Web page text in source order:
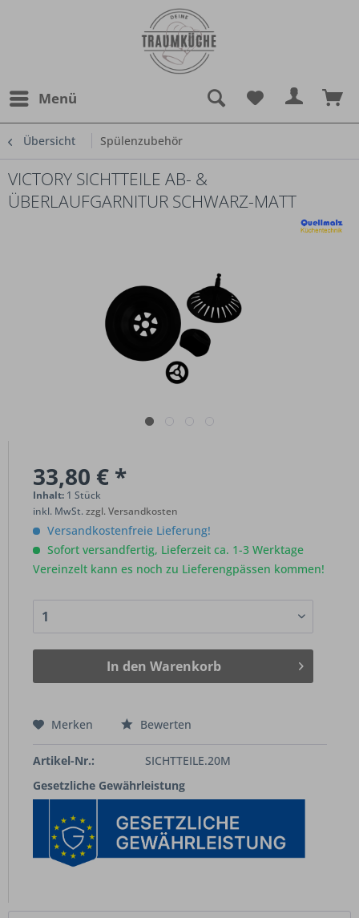
Menü
Übersicht Spülenzubehör
VICTORY SICHTTEILE AB- &
ÜBERLAUFGARNITUR SCHWARZ-MATT
33,80 € *
Inhalt: 1 Stück
inkl. MwSt.zzgl. Versandkosten
Versandkostenfreie Lieferung!
Sofort versandfertig, Lieferzeit ca. 1-3 Werktage
Vereinzelt kann es noch zu Lieferengpässen kommen!
In den Warenkorb
Merken Bewerten
Artikel-Nr.:
SICHTTEILE.20M
Gesetzliche Gewährleistung